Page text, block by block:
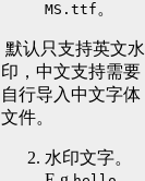
MS.ttf 。
​ 默认只支持英文水
印，中文支持需要
自行导入中文字体
文件。
水印文字。